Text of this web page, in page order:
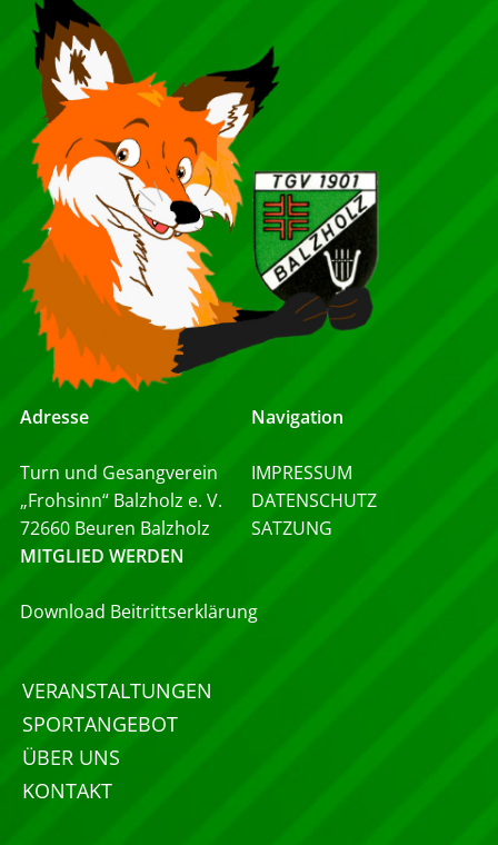
Adresse
Turn und Gesangverein
„Frohsinn“ Balzholz e. V.
72660 Beuren Balzholz
Navigation
IMPRESSUM
DATENSCHUTZ
SATZUNG
MITGLIED WERDEN
Download Beitrittserklärung
VERANSTALTUNGEN
SPORTANGEBOT
ÜBER UNS
KONTAKT